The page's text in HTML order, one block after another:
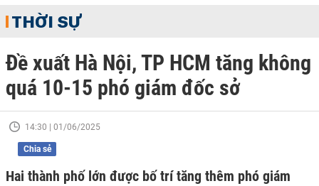
THỜI SỰ
Đề xuất Hà Nội, TP HCM tăng không
quá 10-15 phó giám đốc sở
14:30 | 01/06/2025
Chia sẻ
Hai thành phố lớn được bố trí tăng thêm phó giám